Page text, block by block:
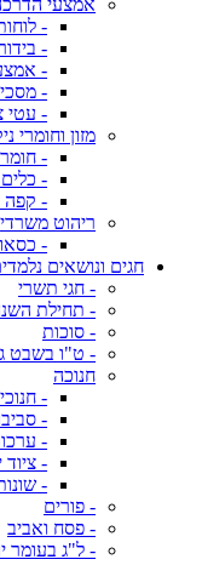
אמצעי
-
-
-
-
- עטי
מזון וחומרי
-
-
- קפה
ריהוט משרדי
-
חגים ונושאים
- חגי תשרי
- תחילת
- סוכות
- ט"ו בשבט
חנוכה
-
-
-
- ציוד
-
- פורים
- פסח ואביב
- ל"ג בעומר